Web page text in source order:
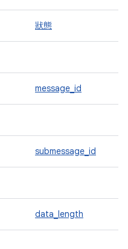
狀態
message_id
submessage_id
data_length